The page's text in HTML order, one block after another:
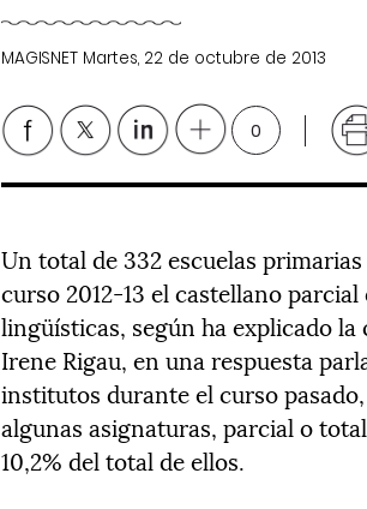
MAGISNET Martes, 22 de octubre de 2013
0
Un total de 332 escuelas
curso 2012-13 el castellano
lingüísticas, según ha explicado
Irene Rigau, en una respuesta
institutos durante el curso
algunas asignaturas, parcial o
10,2% del total de ellos.